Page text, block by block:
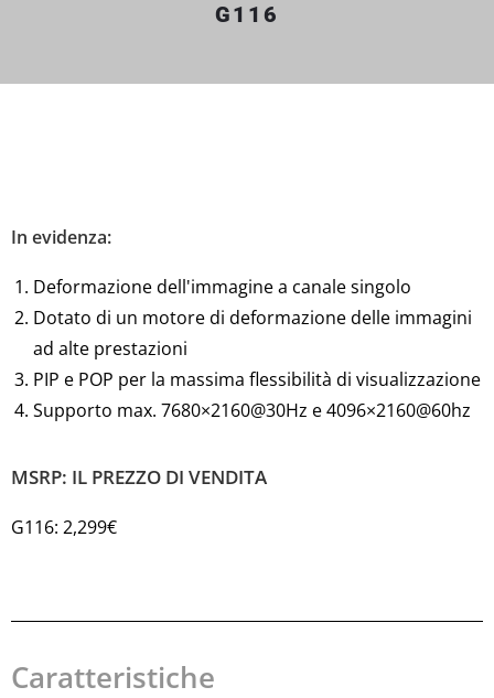
G116
In evidenza:
Deformazione dell'immagine a canale singolo
Dotato di un motore di deformazione delle immagini
ad alte prestazioni
PIP e POP per la massima flessibilità di visualizzazione
Supporto max. 7680×2160@30Hz e 4096×2160@60hz
MSRP: IL PREZZO DI VENDITA
G116: 2,299€
Caratteristiche